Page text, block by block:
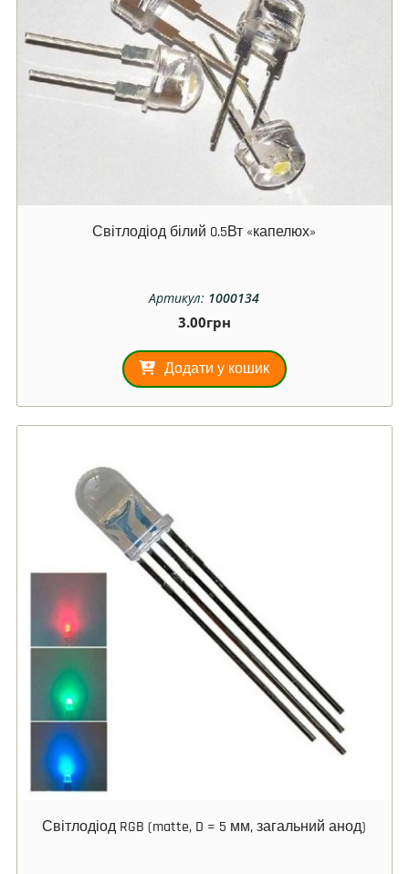
Світлодіод білий 0.5Вт «капелюх»
Артикул: 1000134
3.00грн
Додати у кошик
Світлодіод RGB (matte, D = 5 мм, загальний анод)